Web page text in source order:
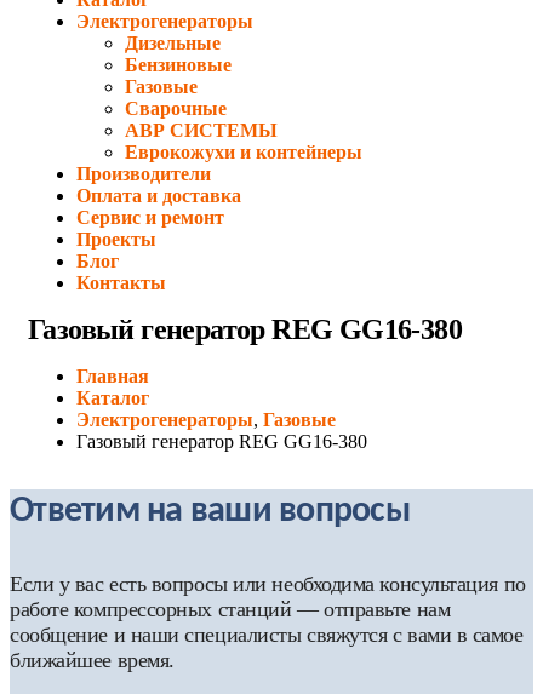
Электрогенераторы
Дизельные
Бензиновые
Газовые
Сварочные
АВР СИСТЕМЫ
Еврокожухи и контейнеры
Производители
Оплата и доставка
Сервис и ремонт
Проекты
Блог
Контакты
Газовый генератор REG GG16-380
Главная
Каталог
Электрогенераторы, Газовые
Газовый генератор REG GG16-380
Ответим на ваши вопросы
Если у вас есть вопросы или необходима консультация по
работе компрессорных станций — отправьте нам
сообщение и наши специалисты свяжутся с вами в самое
ближайшее время.